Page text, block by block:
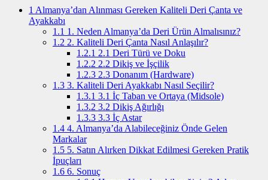
1 Almanya’dan Alınması Gereken Kaliteli Deri Çanta ve
Ayakkabı
1.1 1. Neden Almanya’da Deri Ürün Almalısınız?
1.2 2. Kaliteli Deri Çanta Nasıl Anlaşılır?
1.2.1 2.1 Deri Türü ve Doku
1.2.2 2.2 Dikiş ve İşçilik
1.2.3 2.3 Donanım (Hardware)
1.3 3. Kaliteli Deri Ayakkabı Nasıl Seçilir?
1.3.1 3.1 İç Taban ve Ortaya (Midsole)
1.3.2 3.2 Dikiş Ağırlığı
1.3.3 3.3 İç Astar
1.4 4. Almanya’da Alabileceğiniz Önde Gelen
Markalar
1.5 5. Satın Alırken Dikkat Edilmesi Gereken Pratik
İpuçları
1.6 6. Sonuç